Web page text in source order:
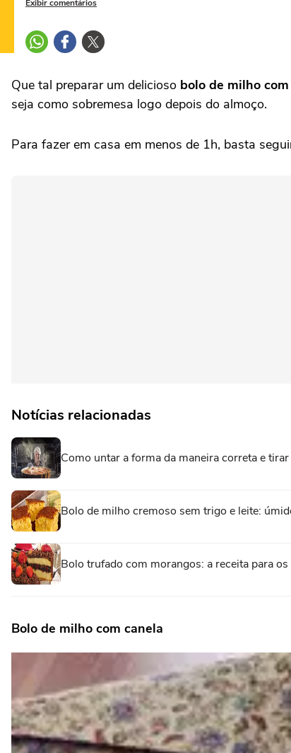
Exibir comentários
Que tal preparar um delicioso bolo de milho
seja como sobremesa logo depois do almoço.
Para fazer em casa em menos de 1h, basta
Notícias relacionadas
Como untar a forma da maneira correta e
Bolo de milho cremoso sem trigo e leite:
Bolo trufado com morangos: a receita para os
Bolo de milho com canela